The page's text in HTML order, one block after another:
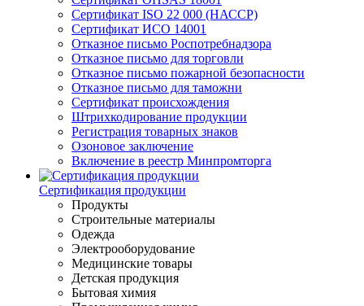
Сертификат ISO 22 000 (НАССР)
Сертификат ИСО 14001
Отказное письмо Роспотребнадзора
Отказное письмо для торговли
Отказное письмо пожарной безопасности
Отказное письмо для таможни
Сертификат происхождения
Штрихкодирование продукции
Регистрация товарных знаков
Озоновое заключение
Включение в реестр Минпромторга
Сертификация продукции
Продукты
Строительные материалы
Одежда
Электрооборудование
Медицинские товары
Детская продукция
Бытовая химия